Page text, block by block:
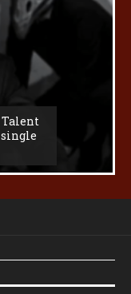
single